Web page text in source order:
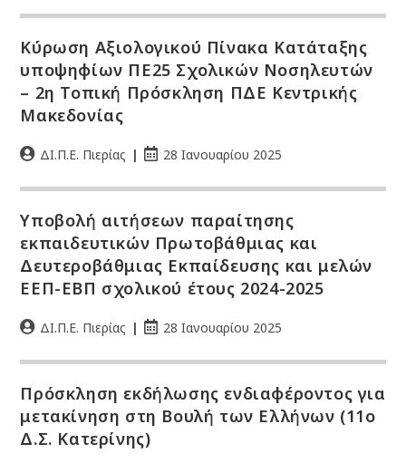
Κύρωση Αξιολογικού Πίνακα Κατάταξης
υποψηφίων ΠΕ25 Σχολικών Νοσηλευτών
– 2η Τοπική Πρόσκληση ΠΔΕ Κεντρικής
Μακεδονίας
ΔΙ.Π.Ε. Πιερίας 28 Ιανουαρίου 2025
Υποβολή αιτήσεων παραίτησης
εκπαιδευτικών Πρωτοβάθμιας και
Δευτεροβάθμιας Εκπαίδευσης και μελών
ΕΕΠ-ΕΒΠ σχολικού έτους 2024-2025
ΔΙ.Π.Ε. Πιερίας 28 Ιανουαρίου 2025
Πρόσκληση εκδήλωσης ενδιαφέροντος για
μετακίνηση στη Βουλή των Ελλήνων (11ο
Δ.Σ. Κατερίνης)